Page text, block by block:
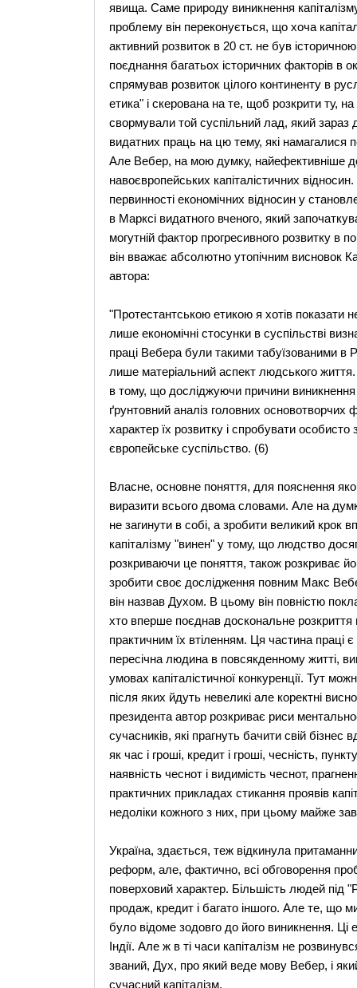
явища. Саме природу виникнення
проблему він переконується, що хоча
активний розвиток в 20 ст. не був
поєднання багатьох історичних факторів в
спрямував розвиток цілого континенту в
етика" і скерована на те, щоб розкрити ту,
свормували той суспільний лад, який
видатних праць на цю тему, які намагалися
Але Вебер, на мою думку, найефективніше
навоєвропейських капіталістичних
первинності економічних відносин у
в Марксі видатного вченого, який
могутній фактор прогресивного розвитку в
він вважає абсолютно утопічним висновок
автора:
"Протестантською етикою я хотів показати
лише економічні стосунки в суспільстві
праці Вебера були такими табуїзованими в
лише матеріальний аспект людського життя.
в тому, що досліджуючи причини
ґрунтовний аналіз головних основотворчих
характер їх розвитку і спробувати
європейське суспільство. (6)
Власне, основне поняття, для пояснення
виразити всього двома словами. Але на
не загинути в собі, а зробити великий
капіталізму "винен" у тому, що людство
розкриваючи це поняття, також розкриває
зробити своє дослідження повним Макс
він назвав Духом. В цьому він повністю
хто вперше поєднав доскональне
практичним їх втіленням. Ця частина праці
пересічна людина в повсякденному житті,
умовах капіталістичної конкуренції. Тут
після яких йдуть невеликі але коректні
президента автор розкриває риси
сучасників, які прагнуть бачити свій
як час і гроші, кредит і гроші, чесність,
наявність чеснот і видимість чеснот,
практичних прикладах стикання проявів
недоліки кожного з них, при цьому майже
Україна, здається, теж відкинула
реформ, але, фактично, всі обговорення
поверховий характер. Більшість людей під
продаж, кредит і багато іншого. Але те, що
було відоме зодовго до його виникнення. Ці
Індії. Але ж в ті часи капіталізм не
званий, Дух, про який веде мову Вебер, і
сучасний капіталізм.